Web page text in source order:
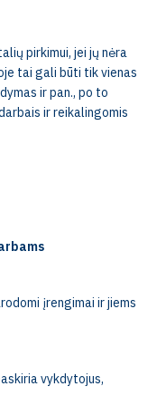
pirkimui, jei jų nėra
tai gali būti tik vienas
ir pan., po to
ir reikalingomis
įrengimai ir jiems
vykdytojus,